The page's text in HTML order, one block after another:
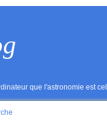
que l'astronomie est